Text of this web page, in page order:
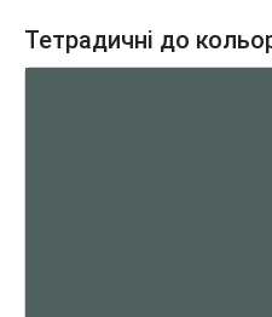
Тетрадичні до